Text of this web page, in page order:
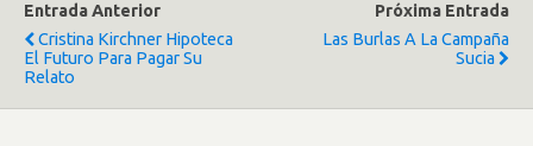
Entrada Anterior
Cristina Kirchner Hipoteca
El Futuro Para Pagar Su
Relato
Próxima Entrada
Las Burlas A La Campaña
Sucia